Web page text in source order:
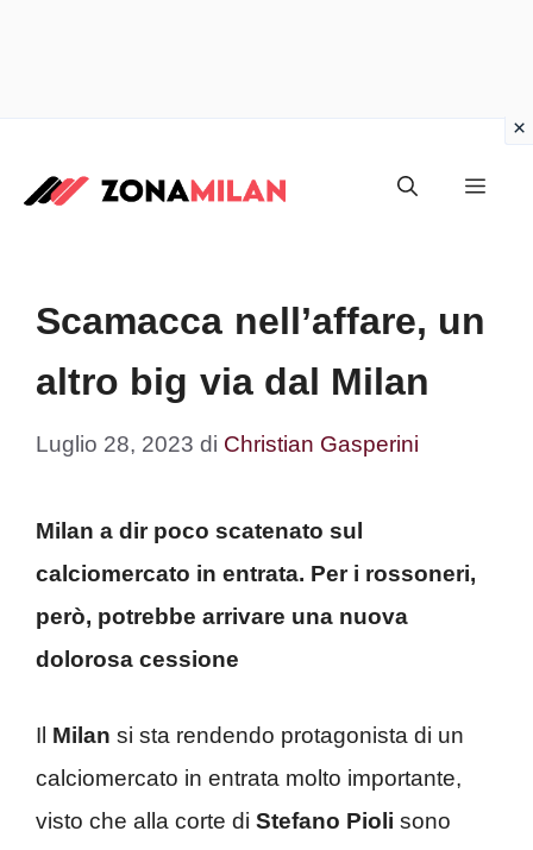
Scamacca nell’affare, un
altro big via dal Milan
Luglio 28, 2023 di Christian Gasperini
Milan a dir poco scatenato sul
calciomercato in entrata. Per i rossoneri,
però, potrebbe arrivare una nuova
dolorosa cessione
Il Milan si sta rendendo protagonista di un
calciomercato in entrata molto importante,
visto che alla corte di Stefano Pioli sono